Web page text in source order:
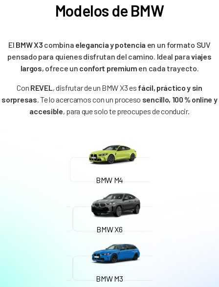
Modelos de BMW
El BMW X3 combina elegancia y potencia en un formato SUV
pensado para quienes disfrutan del camino. Ideal paraviajes
largos, ofrece un confort premium en cada trayecto.
Con REVEL , disfrutar de un BMW X3 es fácil, práctico y sin
sorpresas . Te lo acercamos con un proceso sencillo, 100 % online y
accesible, para que solo te preocupes de conducir.
BMW M4
BMW X6
BMW M3